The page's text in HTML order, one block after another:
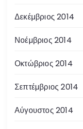
Δεκέμβριος 2014
Νοέμβριος 2014
Οκτώβριος 2014
Σεπτέμβριος 2014
Αύγουστος 2014